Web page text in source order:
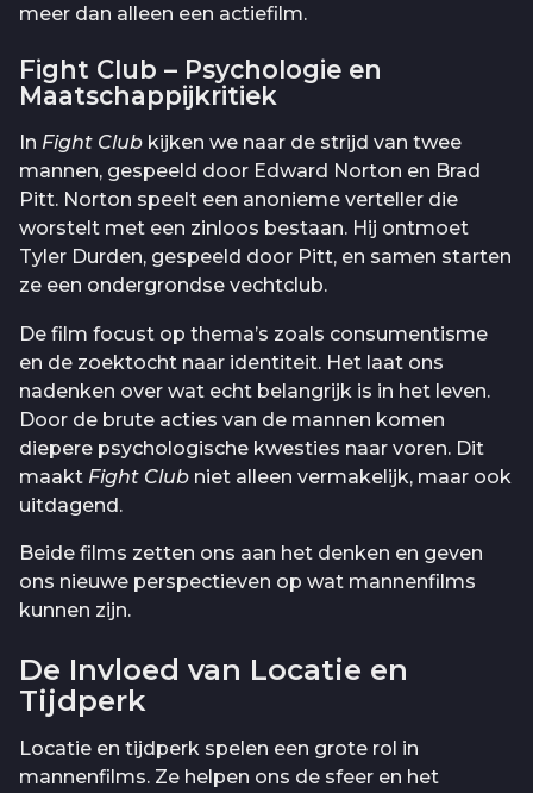
meer dan alleen een actiefilm.
Fight Club – Psychologie en
Maatschappijkritiek
In Fight Club kijken we naar de strijd van twee
mannen, gespeeld door Edward Norton en Brad
Pitt. Norton speelt een anonieme verteller die
worstelt met een zinloos bestaan. Hij ontmoet
Tyler Durden, gespeeld door Pitt, en samen starten
ze een ondergrondse vechtclub.
De film focust op thema’s zoals consumentisme
en de zoektocht naar identiteit. Het laat ons
nadenken over wat echt belangrijk is in het leven.
Door de brute acties van de mannen komen
diepere psychologische kwesties naar voren. Dit
maakt Fight Club niet alleen vermakelijk, maar ook
uitdagend.
Beide films zetten ons aan het denken en geven
ons nieuwe perspectieven op wat mannenfilms
kunnen zijn.
De Invloed van Locatie en
Tijdperk
Locatie en tijdperk spelen een grote rol in
mannenfilms. Ze helpen ons de sfeer en het